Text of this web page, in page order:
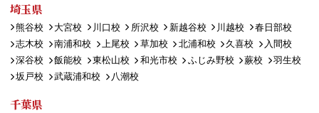
埼玉県
熊谷校 大宮校 川口校 所沢校 新越谷校 川越校
春日部校
志木校
南浦和校 上尾校 草加校 北浦和校 久喜校
入間校
深谷校
飯能校 東松山校 和光市校 ふじみ野校 蕨校
羽生校
坂戸校
武蔵浦和校 八潮校
千葉県